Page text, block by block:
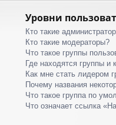
Уровни
Кто такие
Кто такие модераторы?
Что такое группы
Где находятся группы и
Как мне стать лидером
Почему названия
Что такое группа по
Что означает ссылка